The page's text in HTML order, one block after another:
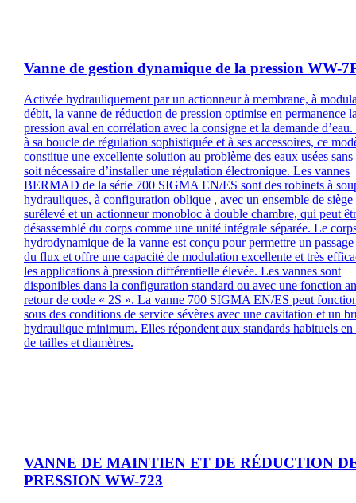
Vanne de gestion dynamique de la pression WW-
Activée hydrauliquement par un actionneur à membrane, à
débit, la vanne de réduction de pression optimise en permanence
pression aval en corrélation avec la consigne et la demande d’eau.
à sa boucle de régulation sophistiquée et à ses accessoires, ce
constitue une excellente solution au problème des eaux usées sans
soit nécessaire d’installer une régulation électronique. Les vannes
BERMAD de la série 700 SIGMA EN/ES sont des robinets à
hydrauliques, à configuration oblique , avec un ensemble de siège
surélevé et un actionneur monobloc à double chambre, qui peut
désassemblé du corps comme une unité intégrale séparée. Le
hydrodynamique de la vanne est conçu pour permettre un
du flux et offre une capacité de modulation excellente et très
les applications à pression différentielle élevée. Les vannes sont
disponibles dans la configuration standard ou avec une fonction
retour de code « 2S ». La vanne 700 SIGMA EN/ES peut
sous des conditions de service sévères avec une cavitation et un
hydraulique minimum. Elles répondent aux standards habituels en
de tailles et diamètres.
VANNE DE MAINTIEN ET DE RÉDUCTION
PRESSION WW-723